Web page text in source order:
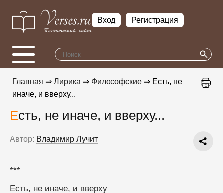
Вход Регистрация
Главная ⇒ Лирика ⇒ Философские ⇒ Есть, не
иначе, и вверху...
Есть, не иначе, и вверху...
Автор: Владимир Лучит
***
Есть, не иначе, и вверху